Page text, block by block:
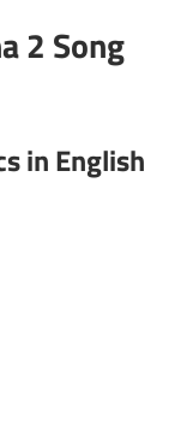
2 Song
in English